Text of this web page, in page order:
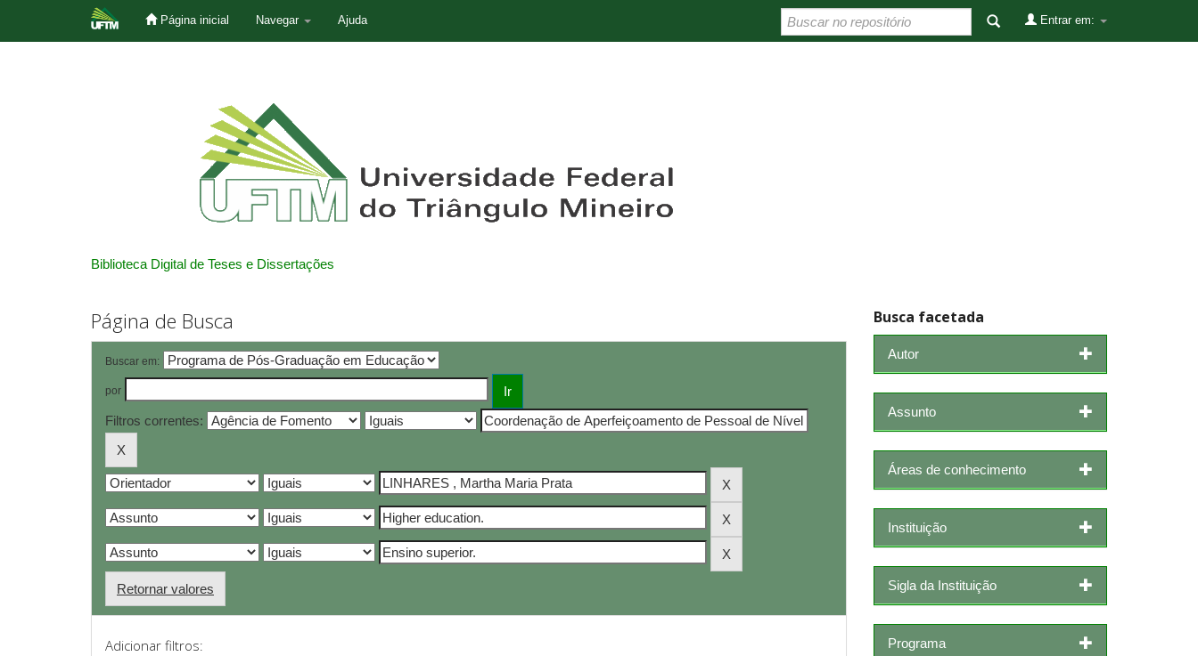
Página inicial Navegar Ajuda Entrar em:
Biblioteca Digital de Teses e Dissertações
Página de Busca
Buscar em:
por
Filtros correntes:
Retornar valores
Adicionar filtros:
Busca facetada
Autor
Assunto
Áreas de conhecimento
Instituição
Sigla da Instituição
Programa